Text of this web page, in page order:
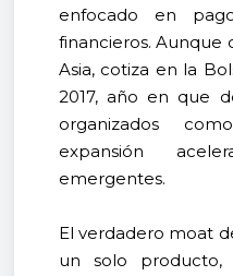
enfocado en
financieros.
Asia, cotiza en la
2017, año en que
organizados
expansión
emergentes.
El verdadero moat
un solo